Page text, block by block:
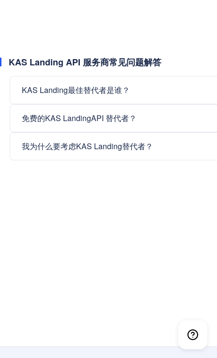
KAS Landing API 服务商常见问题解答
KAS Landing最佳替代者是谁？
免费的KAS LandingAPI 替代者？
我为什么要考虑KAS Landing替代者？